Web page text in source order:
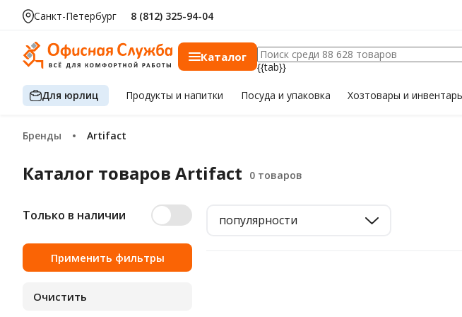
Санкт-Петербург 8 (812) 325-94-04
Каталог
{{tab}}
Для юрлиц Продуктыи напитки Посуда и упаковка Хозтоварыи инвентарь
Бренды Artifact
Каталог товаров Artifact
Только в наличии популярности